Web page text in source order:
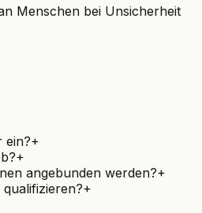
Menschen bei Unsicherheit
ein?+
+
angebunden werden?+
+